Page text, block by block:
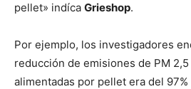
pellet» indíca Grieshop.
Por ejemplo, los investigadores
reducción de emisiones de PM
alimentadas por pellet era del